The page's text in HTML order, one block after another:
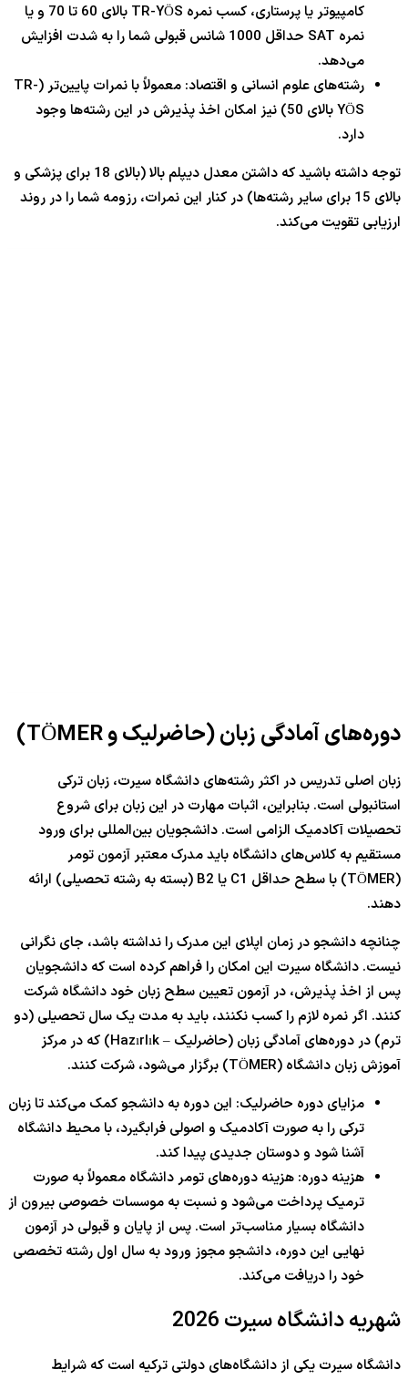
کامپیوتر یا پرستاری، کسب نمره TR-YÖS بالای 60 تا 70 و یا
نمره SAT حداقل 1000 شانس قبولی شما را به شدت افزایش
می‌دهد.
رشته‌های علوم انسانی و اقتصاد: معمولاً با نمرات پایین‌تر (TR-
YÖS بالای 50) نیز امکان اخذ پذیرش در این رشته‌ها وجود
دارد.
توجه داشته باشید که داشتن معدل دیپلم بالا (بالای 18 برای پزشکی و
بالای 15 برای سایر رشته‌ها) در کنار این نمرات، رزومه شما را در روند
ارزیابی تقویت می‌کند.
دوره‌های آمادگی زبان (حاضرلیک و TÖMER)
زبان اصلی تدریس در اکثر رشته‌های دانشگاه سیرت، زبان ترکی
استانبولی است. بنابراین، اثبات مهارت در این زبان برای شروع
تحصیلات آکادمیک الزامی است. دانشجویان بین‌المللی برای ورود
مستقیم به کلاس‌های دانشگاه باید مدرک معتبر آزمون تومر
(TÖMER) با سطح حداقل C1 یا B2 (بسته به رشته تحصیلی) ارائه
دهند.
چنانچه دانشجو در زمان اپلای این مدرک را نداشته باشد، جای نگرانی
نیست. دانشگاه سیرت این امکان را فراهم کرده است که دانشجویان
پس از اخذ پذیرش، در آزمون تعیین سطح زبان خود دانشگاه شرکت
کنند. اگر نمره لازم را کسب نکنند، باید به مدت یک سال تحصیلی (دو
ترم) در دوره‌های آمادگی زبان (حاضرلیک – Hazırlık) که در مرکز
آموزش زبان دانشگاه (TÖMER) برگزار می‌شود، شرکت کنند.
مزایای دوره حاضرلیک: این دوره به دانشجو کمک می‌کند تا زبان
ترکی را به صورت آکادمیک و اصولی فرابگیرد، با محیط دانشگاه
آشنا شود و دوستان جدیدی پیدا کند.
هزینه دوره: هزینه دوره‌های تومر دانشگاه معمولاً به صورت
ترمیک پرداخت می‌شود و نسبت به موسسات خصوصی بیرون از
دانشگاه بسیار مناسب‌تر است. پس از پایان و قبولی در آزمون
نهایی این دوره، دانشجو مجوز ورود به سال اول رشته تخصصی
خود را دریافت می‌کند.
شهریه دانشگاه سیرت 2026
دانشگاه سیرت یکی از دانشگاه‌های دولتی ترکیه است که شرایط